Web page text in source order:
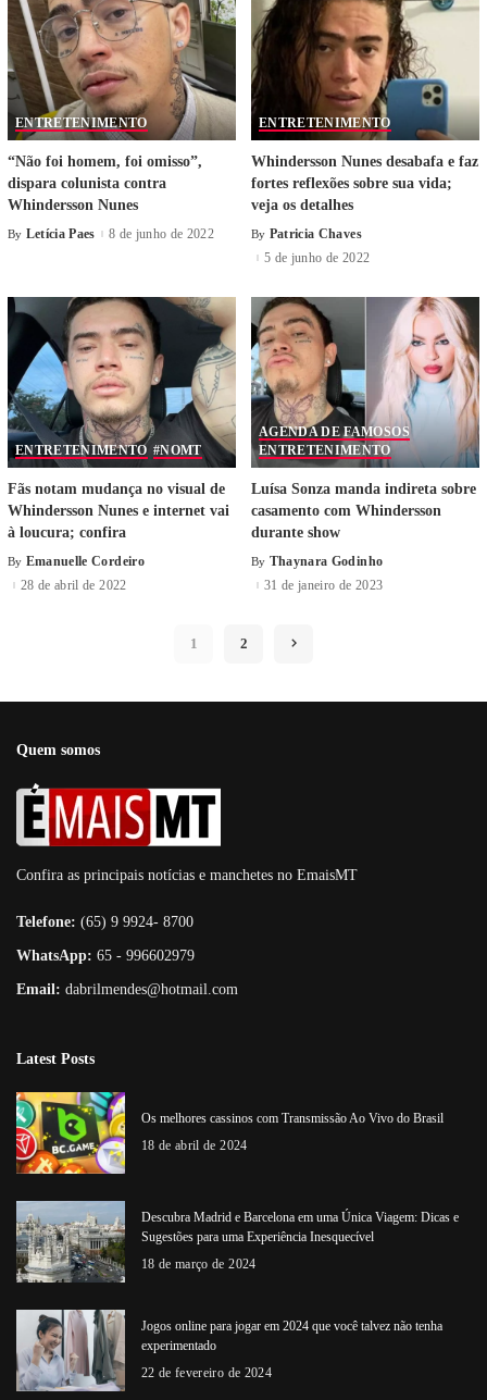
ENTRETENIMENTO
“Não foi homem, foi omisso”,
dispara colunista contra
Whindersson Nunes
By Letícia Paes 8 de junho de 2022
ENTRETENIMENTO
Whindersson Nunes desabafa e faz
fortes reflexões sobre sua vida;
veja os detalhes
By Patricia Chaves
5 de junho de 2022
ENTRETENIMENTO #NOMT
Fãs notam mudança no visual de
Whindersson Nunes e internet vai
à loucura; confira
By Emanuelle Cordeiro
28 de abril de 2022
AGENDA DE FAMOSOS
ENTRETENIMENTO
Luísa Sonza manda indireta sobre
casamento com Whindersson
durante show
By Thaynara Godinho
31 de janeiro de 2023
1 2
Quem somos
Confira as principais notícias e manchetes no EmaisMT
Telefone: (65) 9 9924- 8700
WhatsApp: 65 - 996602979
Email: dabrilmendes@hotmail.com
Latest Posts
Os melhores cassinos com Transmissão Ao Vivo do Brasil
18 de abril de 2024
Descubra Madrid e Barcelona em uma Única Viagem: Dicas e
Sugestões para uma Experiência Inesquecível
18 de março de 2024
Jogos online para jogar em 2024 que você talvez não tenha
experimentado
22 de fevereiro de 2024